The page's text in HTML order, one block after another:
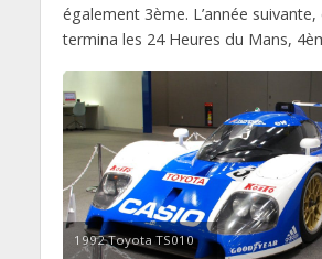
également 3ème. L’année suivante,
termina les 24 Heures du Mans,
1992 Toyota TS010